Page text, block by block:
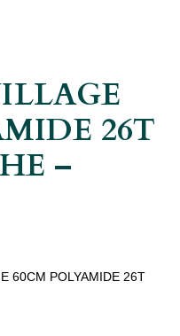
26T
–
60CM POLYAMIDE 26T